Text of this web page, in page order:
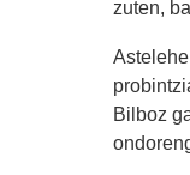
zuten,
Bilboz